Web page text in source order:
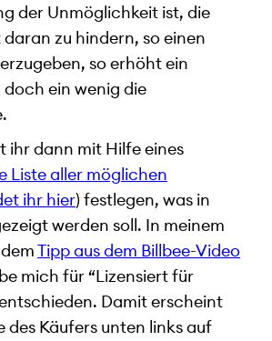
der Unmöglichkeit ist, die
zu hindern, so einen
so erhöht ein
doch ein wenig die
ihr dann mit Hilfe eines
Liste aller möglichen
ihr hier) festlegen, was in
werden soll. In meinem
Tipp aus dem Billbee-Video
mich für “Lizensiert für
Damit erscheint
des Käufers unten links auf